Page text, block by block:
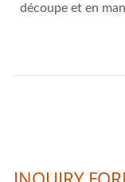
découpe et en